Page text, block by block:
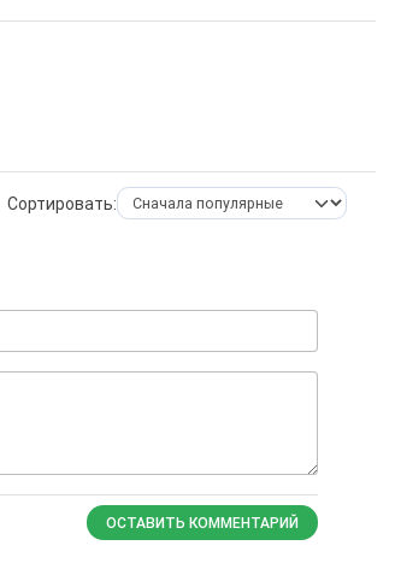
Сортировать:
ОСТАВИТЬ КОММЕНТАРИЙ